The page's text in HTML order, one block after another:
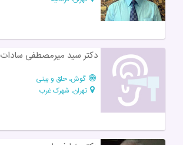
دکتر سید میرمصطفی سادات
گوش، حلق و بینی
تهران، شهرک غرب